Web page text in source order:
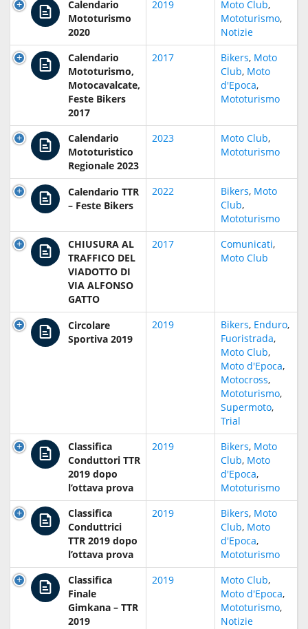
Calendario
Mototurismo
2020
2019 Moto Club,
Mototurismo,
Notizie
Calendario
Mototurismo,
Motocavalcate,
Feste Bikers
2017
2017 Bikers, Moto
Club, Moto
d'Epoca,
Mototurismo
Calendario
Mototuristico
Regionale 2023
2023 Moto Club,
Mototurismo
Calendario TTR
– Feste Bikers
2022 Bikers, Moto
Club,
Mototurismo
CHIUSURA AL
TRAFFICO DEL
VIADOTTO DI
VIA ALFONSO
GATTO
2017 Comunicati,
Moto Club
Circolare
Sportiva 2019
2019 Bikers, Enduro,
Fuoristrada,
Moto Club,
Moto d'Epoca,
Motocross,
Mototurismo,
Supermoto,
Trial
Classifica
Conduttori TTR
2019 dopo
l’ottava prova
2019 Bikers, Moto
Club, Moto
d'Epoca,
Mototurismo
Classifica
Conduttrici
TTR 2019 dopo
l’ottava prova
2019 Bikers, Moto
Club, Moto
d'Epoca,
Mototurismo
Classifica
Finale
Gimkana – TTR
2019
2019 Moto Club,
Moto d'Epoca,
Mototurismo,
Notizie